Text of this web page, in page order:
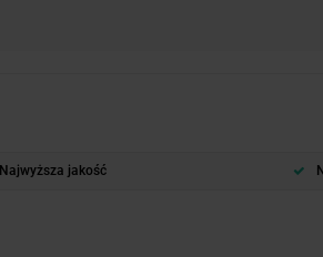
Najwyższa jakość